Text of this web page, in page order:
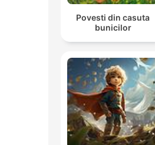
Povesti din casuta
bunicilor